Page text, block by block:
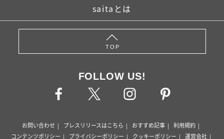
saitaとは
TOP
FOLLOW US!
お問い合わせ プレスリリースはこちら おすすめ記事
利用規約
コンテンツポリシー
プライバシーポリシー クッキーポリシー 運営会社